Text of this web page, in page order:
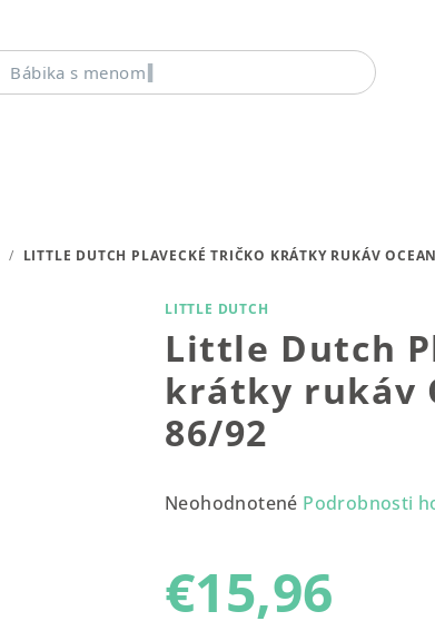
Bábika s menom
Hľadať
/ LITTLE DUTCH PLAVECKÉ TRIČKO KRÁTKY RUKÁV
LITTLE DUTCH
Little Dutch
krátky rukáv
86/92
Priemerné
je
0,0
Neohodnotené Podrobnosti
€15,96